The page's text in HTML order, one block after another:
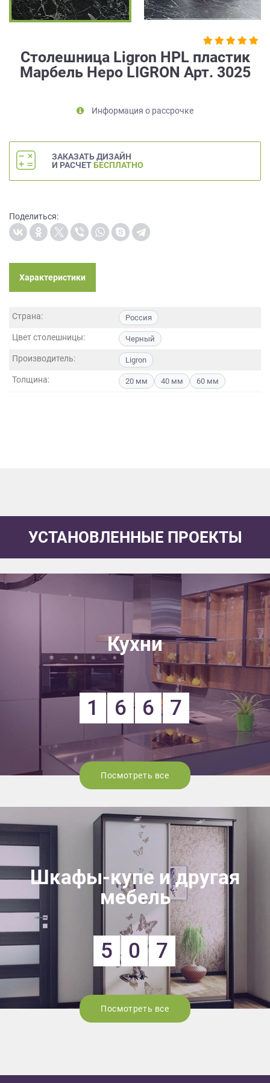
Столешница Ligron HPL пластик
Марбель Неро LIGRON Арт. 3025
Информация о рассрочке
ЗАКАЗАТЬ ДИЗАЙН
И РАСЧЕТ БЕСПЛАТНО
Поделиться:
Характеристики
Страна: Россия
Цвет столешницы: Черный
Производитель: Ligron
Толщина: 20 мм 40 мм 60 мм
УСТАНОВЛЕННЫЕ ПРОЕКТЫ
Кухни
1 6 6 7
Посмотреть все
Шкафы-купе и другая
мебель
5 0 7
Посмотреть все
обработку
также
программами
условиях
Политики
персональных
данных.